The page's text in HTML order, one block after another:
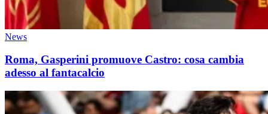
News
Roma, Gasperini promuove Castro: cosa cambia
adesso al fantacalcio